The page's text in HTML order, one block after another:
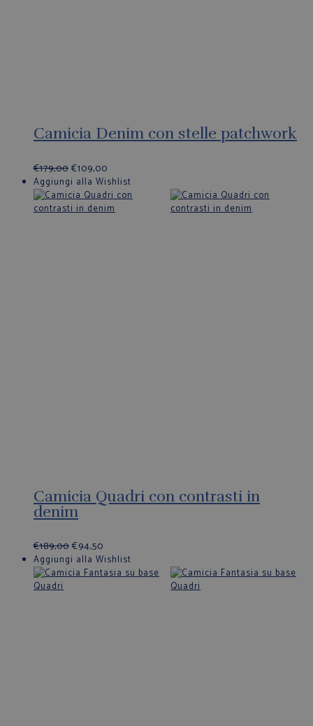
Camicia Denim con stelle patchwork
€179,00€109,00
Aggiungi alla Wishlist
Camicia Quadri con contrasti in
denim
€189,00€94,50
Aggiungi alla Wishlist